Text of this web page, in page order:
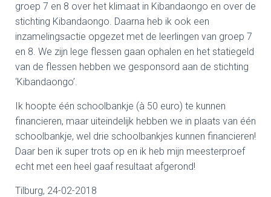
groep 7 en 8 over het klimaat in Kibandaongo en over de
stichting Kibandaongo. Daarna heb ik ook een
inzamelingsactie opgezet met de leerlingen van groep 7
en 8. We zijn lege flessen gaan ophalen en het statiegeld
van de flessen hebben we gesponsord aan de stichting
‘Kibandaongo’.
Ik hoopte één schoolbankje (à 50 euro) te kunnen
financieren, maar uiteindelijk hebben we in plaats van één
schoolbankje, wel drie schoolbankjes kunnen financieren!
Daar ben ik super trots op en ik heb mijn meesterproef
echt met een heel gaaf resultaat afgerond!
Tilburg, 24-02-2018